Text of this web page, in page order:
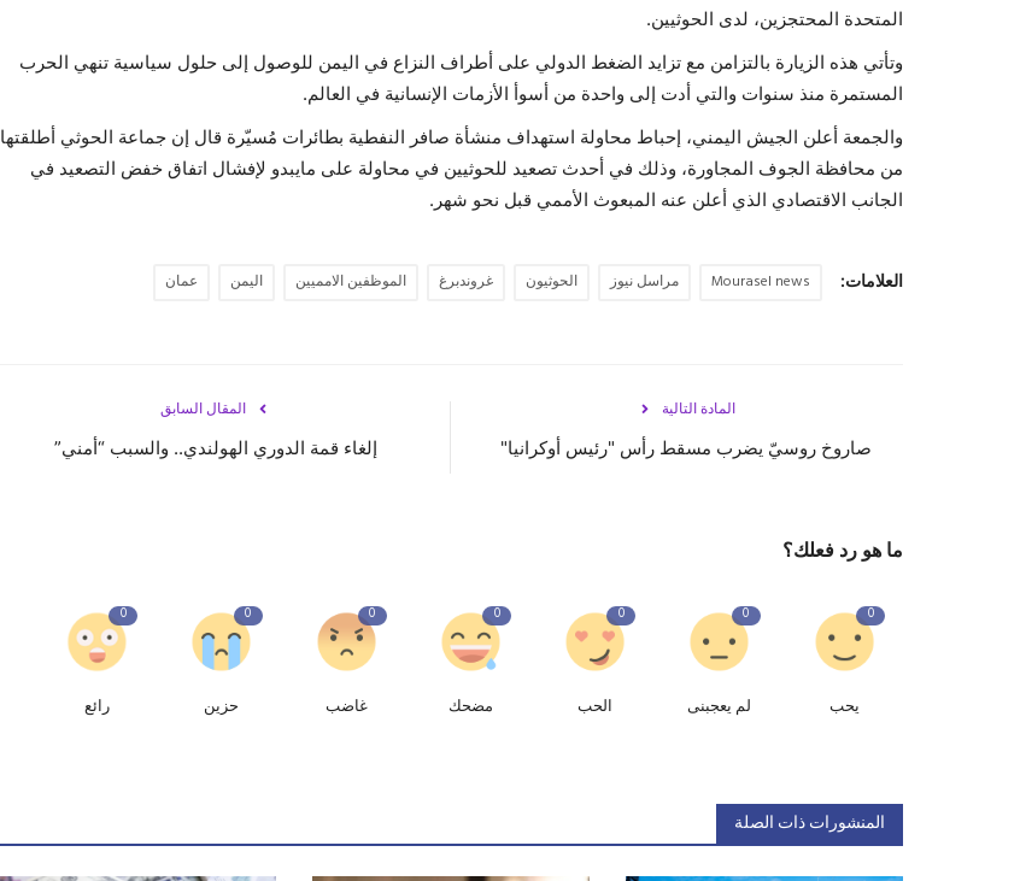
المتحدة المحتجزين، لدى الحوثيين.
وتأتي هذه الزيارة بالتزامن مع تزايد الضغط الدولي على أطراف النزاع في اليمن للوصول إلى حلول سياسية تنهي الحرب
المستمرة منذ سنوات والتي أدت إلى واحدة من أسوأ الأزمات الإنسانية في العالم.
والجمعة أعلن الجيش اليمني، إحباط محاولة استهداف منشأة صافر النفطية بطائرات مُسيّرة قال إن جماعة الحوثي أطلقتها
من محافظة الجوف المجاورة، وذلك في أحدث تصعيد للحوثيين في محاولة على مايبدو لإفشال اتفاق خفض التصعيد في
الجانب الاقتصادي الذي أعلن عنه المبعوث الأممي قبل نحو شهر.
العلامات: Mourasel news مراسل نيوز الحوثيون غروندبرغ الموظفين الامميين اليمن عمان
المقال السابق
إلغاء قمة الدوري الهولندي.. والسبب “أمني”
المادة التالية
صاروخ روسيّ يضرب مسقط رأس "رئيس أوكرانيا"
ما هو رد فعلك؟
0
يحب
0
لم يعجبنى
0
الحب
0
مضحك
0
غاضب
0
حزين
0
رائع
المنشورات ذات الصلة